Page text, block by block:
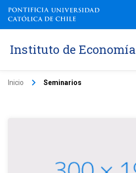
Instituto de Economía
Inicio keyboard_arrow_right Seminarios